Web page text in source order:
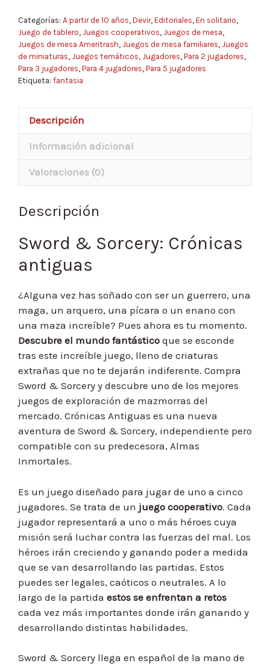
Categorías: A partir de 10 años Devir, Editoriales En solitario
Juego de tablero Juegos cooperativos Juegos de mesa
Juegos de mesa Ameritrash Juegos de mesa familiares Juegos
de miniaturas Juegos temáticos Jugadores Para 2 jugadores
Para 3 jugadores Para 4 jugadores Para 5 jugadores
Etiqueta: fantasia
Descripción
Información adicional
Valoraciones (0)
Descripción
Sword & Sorcery: Crónicas
antiguas
¿Alguna vez has soñado con ser un guerrero, una
maga, un arquero, una pícara o un enano con
una maza increíble? Pues ahora es tu momento.
Descubre el mundo fantástico que se esconde
tras este increíble juego, lleno de criaturas
extrañas que no te dejarán indiferente. Compra
Sword & Sorcery y descubre uno de los mejores
juegos de exploración de mazmorras del
mercado. Crónicas Antiguas es una nueva
aventura de Sword & Sorcery, independiente pero
compatible con su predecesora, Almas
Inmortales.
Es un juego diseñado para jugar de uno a cinco
jugadores. Se trata de un juego cooperativo. Cada
jugador representará a uno o más héroes cuya
misión será luchar contra las fuerzas del mal. Los
héroes irán creciendo y ganando poder a medida
que se van desarrollando las partidas. Estos
puedes ser legales, caóticos o neutrales. A lo
largo de la partida estos se enfrentan a retos
cada vez más importantes donde irán ganando y
desarrollando distintas habilidades.
Sword & Sorcery llega en español de la mano de